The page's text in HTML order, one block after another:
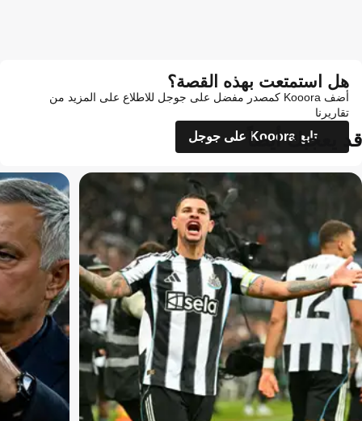
هل استمتعت بهذه القصة؟
أضف Kooora كمصدر مفضل على جوجل للاطلاع على المزيد من
تقاريرنا
تابع Kooora على جوجل
قد يعجبك أيضاً